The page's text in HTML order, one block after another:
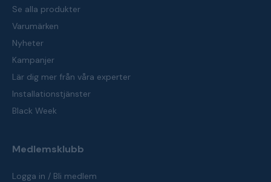
Se alla produkter
Varumärken
Nyheter
Kampanjer
Lär dig mer från våra experter
Installationstjänster
Black Week
Medlemsklubb
Logga in / Bli medlem